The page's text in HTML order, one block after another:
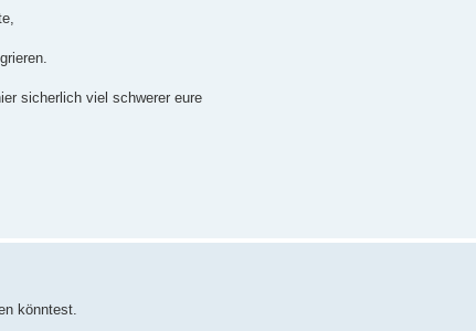
sicherlich viel schwerer eure
könntest.